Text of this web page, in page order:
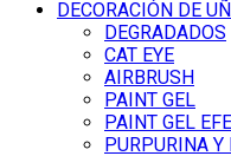
DECORACIÓN DE
DEGRADADOS
CAT EYE
AIRBRUSH
PAINT GEL
PAINT GEL
PURPURINA Y